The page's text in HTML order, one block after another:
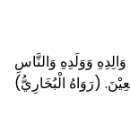
وَوَلَدِهِ وَالنَّاسِ
(رَوَاهُ الْبُخَارِيُّ)